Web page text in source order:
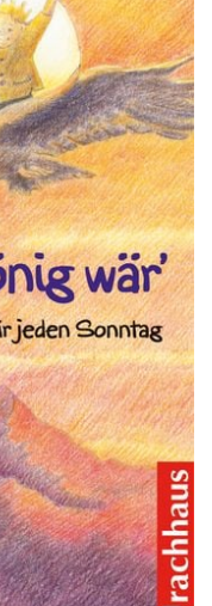
Zum
Wunschzettel
hinzufügen